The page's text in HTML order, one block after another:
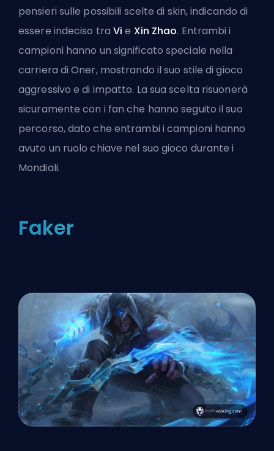
pensieri sulle possibili scelte di skin, indicando di
essere indeciso tra Vi e Xin Zhao. Entrambi i
campioni hanno un significato speciale nella
carriera di Oner, mostrando il suo stile di gioco
aggressivo e di impatto. La sua scelta risuonerà
sicuramente con i fan che hanno seguito il suo
percorso, dato che entrambi i campioni hanno
avuto un ruolo chiave nel suo gioco durante i
Mondiali.
Faker